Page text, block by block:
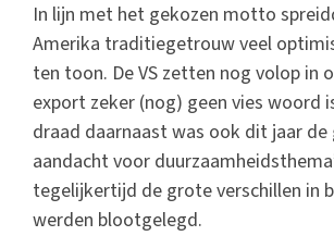
In lijn met het gekozen motto
Amerika traditiegetrouw veel
ten toon. De VS zetten nog volop in
export zeker (nog) geen vies woord
draad daarnaast was ook dit jaar
aandacht voor
tegelijkertijd de grote verschillen in
werden blootgelegd.